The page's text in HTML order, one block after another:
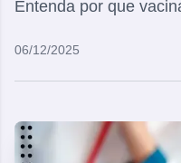
Entenda por que
06/12/2025